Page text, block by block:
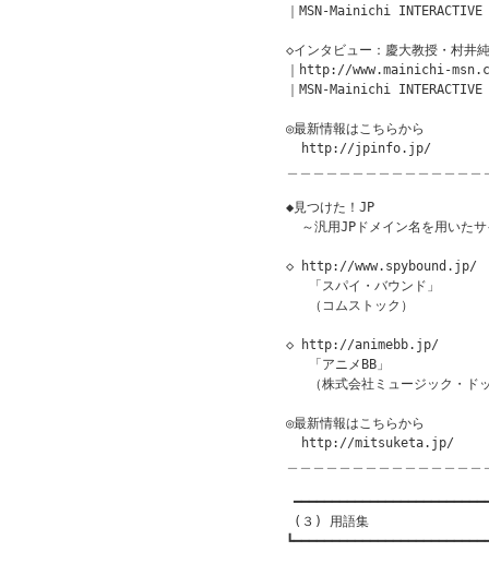
｜MSN-Mainichi INTERACTIVE
◇インタビュー：慶大教授・村井
｜http://www.mainichi-
｜MSN-Mainichi INTERACTIVE
◎最新情報はこちらから
  http://jpinfo.jp/
◆見つけた！JP
～汎用JPドメイン名を用いた
◇ http://www.spybound.jp/
   「スパイ・バウンド」
   （コムストック）
◇ http://animebb.jp/
   「アニメBB」
（株式会社ミュージック・ド
◎最新情報はこちらから
  http://mitsuketa.jp/
(３) 用語集